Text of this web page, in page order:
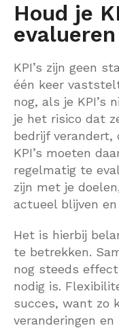
Houd je
KPI’s zijn geen
één keer
nog, als je KPI’s
je het risico dat
bedrijf
KPI’s moeten
regelmatig te
zijn met je
actueel blijven
Het is hierbij
te betrekken.
nog steeds
nodig is.
succes, want zo
veranderingen